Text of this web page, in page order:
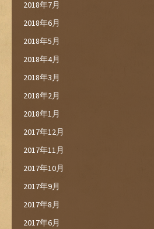
2018年7月
2018年6月
2018年5月
2018年4月
2018年3月
2018年2月
2018年1月
2017年12月
2017年11月
2017年10月
2017年9月
2017年8月
2017年6月